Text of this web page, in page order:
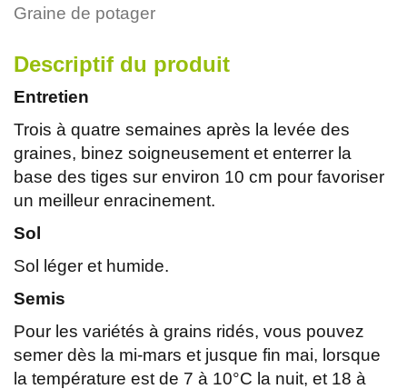
Graine de potager
Descriptif du produit
Entretien
Trois à quatre semaines après la levée des
graines, binez soigneusement et enterrer la
base des tiges sur environ 10 cm pour favoriser
un meilleur enracinement.
Sol
Sol léger et humide.
Semis
Pour les variétés à grains ridés, vous pouvez
semer dès la mi-mars et jusque fin mai, lorsque
la température est de 7 à 10°C la nuit, et 18 à